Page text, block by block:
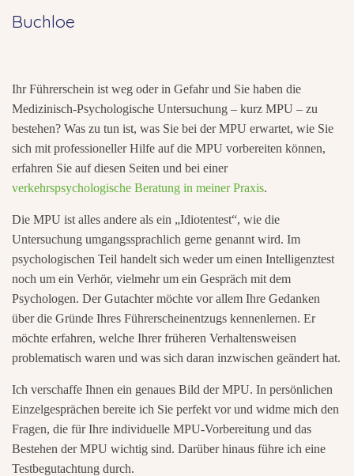
Buchloe
Ihr Führerschein ist weg oder in Gefahr und Sie haben die
Medizinisch-Psychologische Untersuchung – kurz MPU – zu
bestehen? Was zu tun ist, was Sie bei der MPU erwartet, wie Sie
sich mit professioneller Hilfe auf die MPU vorbereiten können,
erfahren Sie auf diesen Seiten und bei einer
verkehrspsychologische Beratung in meiner Praxis.
Die MPU ist alles andere als ein „Idiotentest“, wie die
Untersuchung umgangssprachlich gerne genannt wird. Im
psychologischen Teil handelt sich weder um einen Intelligenztest
noch um ein Verhör, vielmehr um ein Gespräch mit dem
Psychologen. Der Gutachter möchte vor allem Ihre Gedanken
über die Gründe Ihres Führerscheinentzugs kennenlernen. Er
möchte erfahren, welche Ihrer früheren Verhaltensweisen
problematisch waren und was sich daran inzwischen geändert hat.
Ich verschaffe Ihnen ein genaues Bild der MPU. In persönlichen
Einzelgesprächen bereite ich Sie perfekt vor und widme mich den
Fragen, die für Ihre individuelle MPU-Vorbereitung und das
Bestehen der MPU wichtig sind. Darüber hinaus führe ich eine
Testbegutachtung durch.